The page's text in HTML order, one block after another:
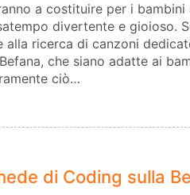
a costituire per i bambini
divertente e gioioso.
alla ricerca di canzoni
che siano adatte ai
ciò…
di Coding sulla